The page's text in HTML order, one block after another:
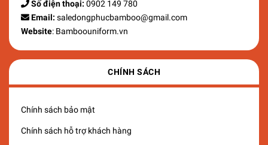
Số điện thoại: 0902 149 780
Email: saledongphucbamboo@gmail.com
Website: Bamboouniform.vn
CHÍNH SÁCH
Chính sách bảo mật
Chính sách hỗ trợ khách hàng